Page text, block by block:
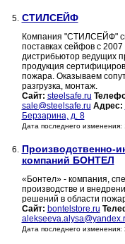
5. СТИЛСЕЙФ
Компания "СТИЛСЕЙФ"
поставках сейфов с
дистрибьютор ведущих
продукция
пожара. Оказываем
разгрузка, монтаж.
Сайт: steelsafe.ru
sale@steelsafe.ru Адрес:
Берзарина, д. 8
Дата последнего изменения:
6. Производственно-
компаний БОНТЕЛ
«Бонтел» - компания,
производстве и
решений в области
Сайт: bontelstore.ru
Дата последнего изменения: